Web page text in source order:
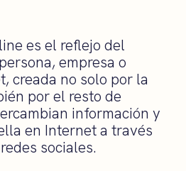
es el reflejo del
empresa o
creada no solo por la
por el resto de
información y
en Internet a través
sociales.